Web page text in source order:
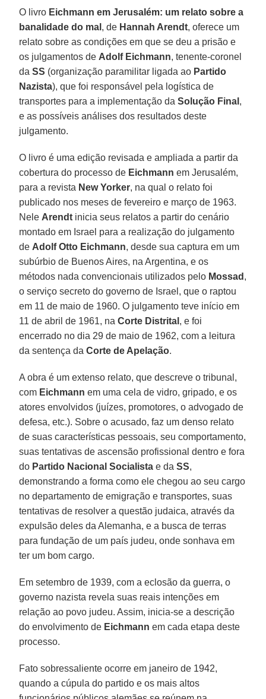
O livro Eichmann em Jerusalém: um relato sobre a
banalidade do mal , de Hannah Arendt, oferece um
relato sobre as condições em que se deu a prisão e
os julgamentos de Adolf Eichmann, tenente-coronel
daSS (organização paramilitar ligada ao Partido
Nazista), que foi responsável pela logística de
transportes para a implementação daSolução Final ,
e as possíveis análises dos resultados deste
julgamento.
O livro é uma edição revisada e ampliada a partir da
cobertura do processo de Eichmann em Jerusalém,
para a revista New Yorker, na qual o relato foi
publicado nos meses de fevereiro e março de 1963.
Nele Arendt inicia seus relatos a partir do cenário
montado em Israel para a realização do julgamento
de Adolf Otto Eichmann, desde sua captura em um
subúrbio de Buenos Aires, na Argentina, e os
métodos nada convencionais utilizados pelo Mossad ,
o serviço secreto do governo de Israel, que o raptou
em 11 de maio de 1960. O julgamento teve início em
11 de abril de 1961, naCorte Distrital , e foi
encerrado no dia 29 de maio de 1962, com a leitura
da sentença daCorte de Apelação.
A obra é um extenso relato, que descreve o tribunal,
com Eichmann em uma cela de vidro, gripado, e os
atores envolvidos (juízes, promotores, o advogado de
defesa, etc.). Sobre o acusado, faz um denso relato
de suas características pessoais, seu comportamento,
suas tentativas de ascensão profissional dentro e fora
do Partido Nacional Socialista e daSS,
demonstrando a forma como ele chegou ao seu cargo
no departamento de emigração e transportes, suas
tentativas de resolver a questão judaica, através da
expulsão deles da Alemanha, e a busca de terras
para fundação de um país judeu, onde sonhava em
ter um bom cargo.
Em setembro de 1939, com a eclosão da guerra, o
governo nazista revela suas reais intenções em
relação ao povo judeu. Assim, inicia-se a descrição
do envolvimento de Eichmann em cada etapa deste
processo.
Fato sobressaliente ocorre em janeiro de 1942,
quando a cúpula do partido e os mais altos